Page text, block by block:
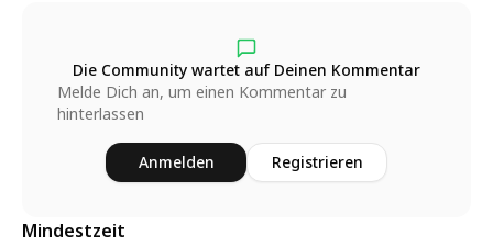
Die Community wartet auf Deinen Kommentar
Melde Dich an, um einen Kommentar zu
hinterlassen
Anmelden Registrieren
Mindestzeit